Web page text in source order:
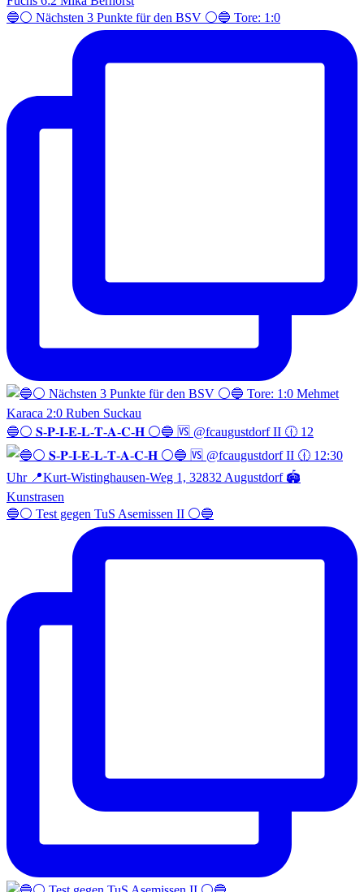
🔵⚪️ Nächsten 3 Punkte für den BSV ⚪️🔵 Tore: 1:0
🔵⚪️ 𝐒-𝐏-𝐈-𝐄-𝐋-𝐓-𝐀-𝐂-𝐇 ⚪️🔵 🆚 @fcaugustdorf II 🕧 12
🔵⚪️ Test gegen TuS Asemissen II ⚪️🔵